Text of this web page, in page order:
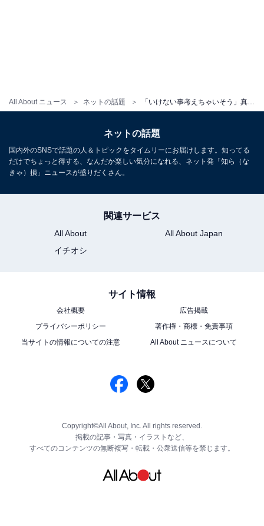
All About ニュース ネットの話題
ネットの話題
国内外のSNSで話題の人＆トピックをタイムリーにお届けします。知ってる
だけでちょっと得する、なんだか楽しい気分になれる、ネット発「知ら（な
きゃ）損」ニュースが盛りだくさん。
関連サービス
All About
All About Japan
イチオシ
サイト情報
会社概要
広告掲載
プライバシーポリシー
著作権・商標・免責事項
当サイトの情報についての注意
All About ニュースについて
Copyright©All About, Inc. All rights reserved.
掲載の記事・写真・イラストなど、
すべてのコンテンツの無断複写・転載・公衆送信等を禁じます。